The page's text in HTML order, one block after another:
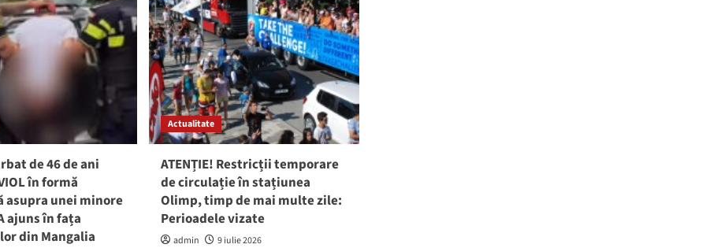
de 46 de ani
în formă
asupra unei minore
ajuns în fața
din Mangalia
Actualitate
ATENȚIE! Restricții temporare
de circulație în stațiunea
Olimp, timp de mai multe zile:
Perioadele vizate
admin
9 iulie 2026